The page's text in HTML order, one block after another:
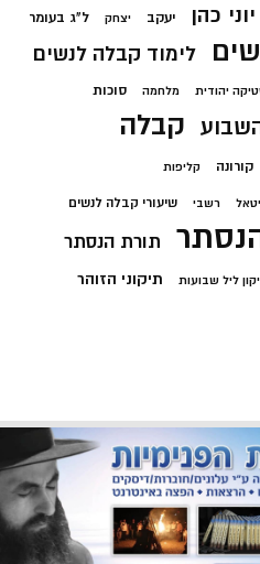
יוני כהן יעקב יצחק ל"ג בעומר
לימוד קבלה לנשים
יהודית מלחמה סוכות
קבלה
קורונה קליפות
רשבי שיעורי קבלה לנשים
תורת הנסתר
ליל שבועות תיקוני הזוהר